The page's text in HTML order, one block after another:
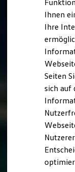
Leasing
Für
Besitzer &
Ihnen
Ihre
Seiten
sich auf